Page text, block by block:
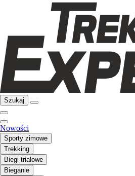
Szukaj
Nowości
Sporty zimowe
Trekking
Biegi trialowe
Bieganie